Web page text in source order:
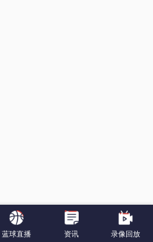
蓝球直播 资讯 录像回放